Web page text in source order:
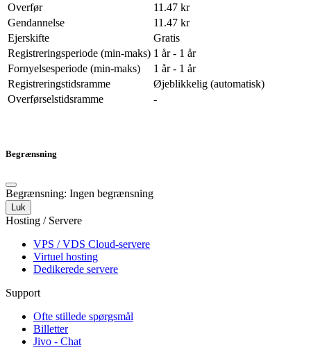
Overfør
11.47 kr
Gendannelse
11.47 kr
Ejerskifte
Gratis
Registreringsperiode (min-maks) 1 år - 1 år
Fornyelsesperiode (min-maks)
1 år - 1 år
Registreringstidsramme
Øjeblikkelig (automatisk)
Overførselstidsramme
-
Begrænsning
Begrænsning: Ingen begrænsning
Luk
Hosting / Servere
VPS / VDS Cloud-servere
Virtuel hosting
Dedikerede servere
Support
Ofte stillede spørgsmål
Billetter
Jivo - Chat